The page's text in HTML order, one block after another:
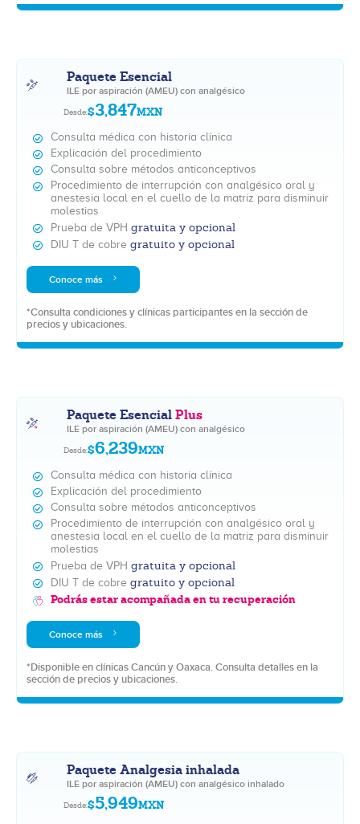
Paquete Esencial
ILE por aspiración (AMEU) con analgésico
Desde:$3,847MXN
Consulta médica con historia clínica
Explicación del procedimiento
Consulta sobre métodos anticonceptivos
Procedimiento de interrupción con analgésico oral y
anestesia local en el cuello de la matriz para disminuir
molestias
Prueba de VPH gratuita y opcional
DIU T de cobre gratuito y opcional
Conoce más
*Consulta condiciones y clínicas participantes en la sección de
precios y ubicaciones.
Paquete EsencialPlus
ILE por aspiración (AMEU) con analgésico
Desde:$6,239MXN
Consulta médica con historia clínica
Explicación del procedimiento
Consulta sobre métodos anticonceptivos
Procedimiento de interrupción con analgésico oral y
anestesia local en el cuello de la matriz para disminuir
molestias
Prueba de VPH gratuita y opcional
DIU T de cobre gratuito y opcional
Podrás estar acompañada en tu recuperación
Conoce más
*Disponible en clínicas Cancún y Oaxaca. Consulta detalles en la
sección de precios y ubicaciones.
Paquete Analgesia inhalada
ILE por aspiración (AMEU) con analgésico inhalado
Desde:$5,949MXN